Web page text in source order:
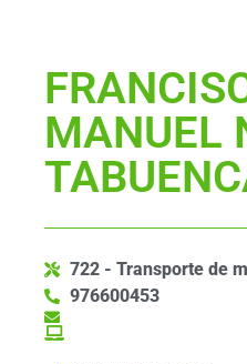
MANUEL
722 - Transporte de
976600453